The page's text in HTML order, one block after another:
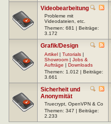
Videobearbeitung
Probleme mit
Videodateien, etc.
Themen: 681 | Beiträge:
3.172
Grafik/Design
Artikel | Tutorials |
Showroom | Jobs &
Aufträge | Downloads
Themen: 1.012 | Beiträge:
3.661
Sicherheit und
Anonymität
Truecrypt, OpenVPN & Co
Themen: 347 | Beiträge:
2.233